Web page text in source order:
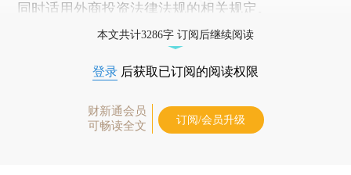
同时适用外商投资法律法规的相关规定。
本文共计3286字 订阅后继续阅读
登录 后获取已订阅的阅读权限
财新通会员
可畅读全文
订阅/会员升级